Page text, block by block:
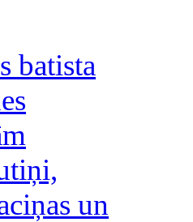
batista
un